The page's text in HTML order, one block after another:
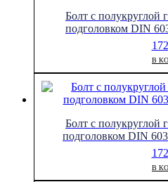
Болт с полукруглой
подголовком DIN
В
Болт с полукруглой
подголовком DIN
В